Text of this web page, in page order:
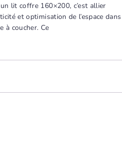
lit coffre 160×200, c’est allier
et optimisation de l’espace dans
à coucher. Ce